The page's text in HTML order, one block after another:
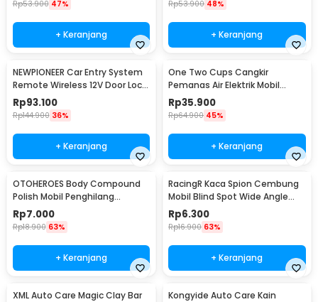
Rp53.900 47%
+ Keranjang
Rp53.900 48%
+ Keranjang
NEWPIONEER Car Entry System
Remote Wireless 12V Door Lock
Mobil - CK18
Rp93.100
Rp144.900 36%
+ Keranjang
One Two Cups Cangkir
Pemanas Air Elektrik Mobil
Travel Mug 450ml - NJ88
Rp35.900
Rp64.900 45%
+ Keranjang
OTOHEROES Body Compound
Polish Mobil Penghilang
Goresan 15g with Spons - YYC-
508
Rp7.000
Rp18.900 63%
+ Keranjang
RacingR Kaca Spion Cembung
Mobil Blind Spot Wide Angle
50mm 2 Pcs - J0027
Rp6.300
Rp16.900 63%
+ Keranjang
XML Auto Care Magic Clay Bar
Kongyide Auto Care Kain